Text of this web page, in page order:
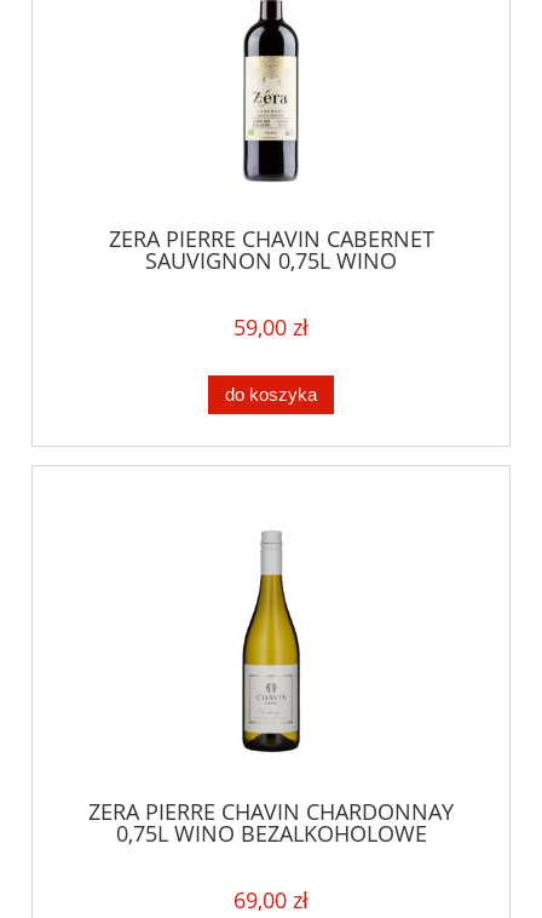
ZERA PIERRE CHAVIN CABERNET
SAUVIGNON 0,75L WINO
59,00 zł
do koszyka
ZERA PIERRE CHAVIN CHARDONNAY
0,75L WINO BEZALKOHOLOWE
69,00 zł